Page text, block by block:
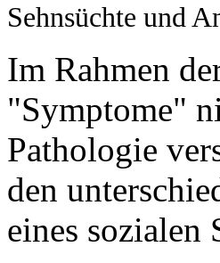
Sehnsüchte und
Im Rahmen
"Symptome"
Pathologie
den
eines sozialen